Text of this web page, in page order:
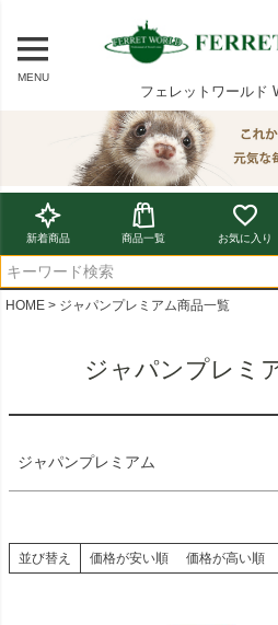
MENU
フェレットワールド
新着商品 商品一覧 お気に入り
HOME ジャパンプレミアム商品一覧
ジャパンプレミ
ジャパンプレミアム
在庫なし商品
在庫なし商品を表示しない
商品番号/JANコード
並び順
新着順
登録順
価格が安い順
価格が高い順
キーワードヒット順
検索
並び替え 価格が安い順 価格が高い順